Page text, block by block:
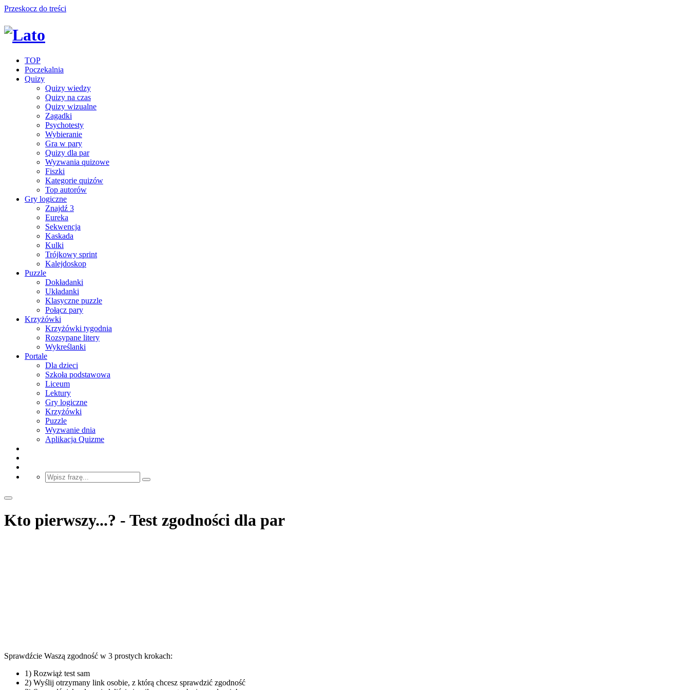
Przeskocz do treści
TOP
Poczekalnia
Quizy
Quizy wiedzy
Quizy na czas
Quizy wizualne
Zagadki
Psychotesty
Wybieranie
Gra w pary
Quizy dla par
Wyzwania quizowe
Fiszki
Kategorie quizów
Top autorów
Gry logiczne
Znajdź 3
Eureka
Sekwencja
Kaskada
Kulki
Trójkowy sprint
Kalejdoskop
Puzzle
Dokładanki
Układanki
Klasyczne puzzle
Połącz pary
Krzyżówki
Krzyżówki tygodnia
Rozsypane litery
Wykreślanki
Portale
Dla dzieci
Szkoła podstawowa
Liceum
Lektury
Gry logiczne
Krzyżówki
Puzzle
Wyzwanie dnia
Aplikacja Quizme
Kto pierwszy...? - Test zgodności dla par
Sprawdźcie Waszą zgodność w 3 prostych krokach:
1) Rozwiąż test sam
2) Wyślij otrzymany link osobie, z którą chcesz sprawdzić zgodność